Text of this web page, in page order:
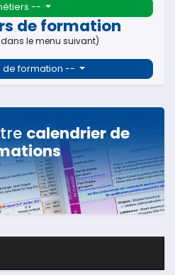
--
de formation
le menu suivant)
de formation --
calendrier de